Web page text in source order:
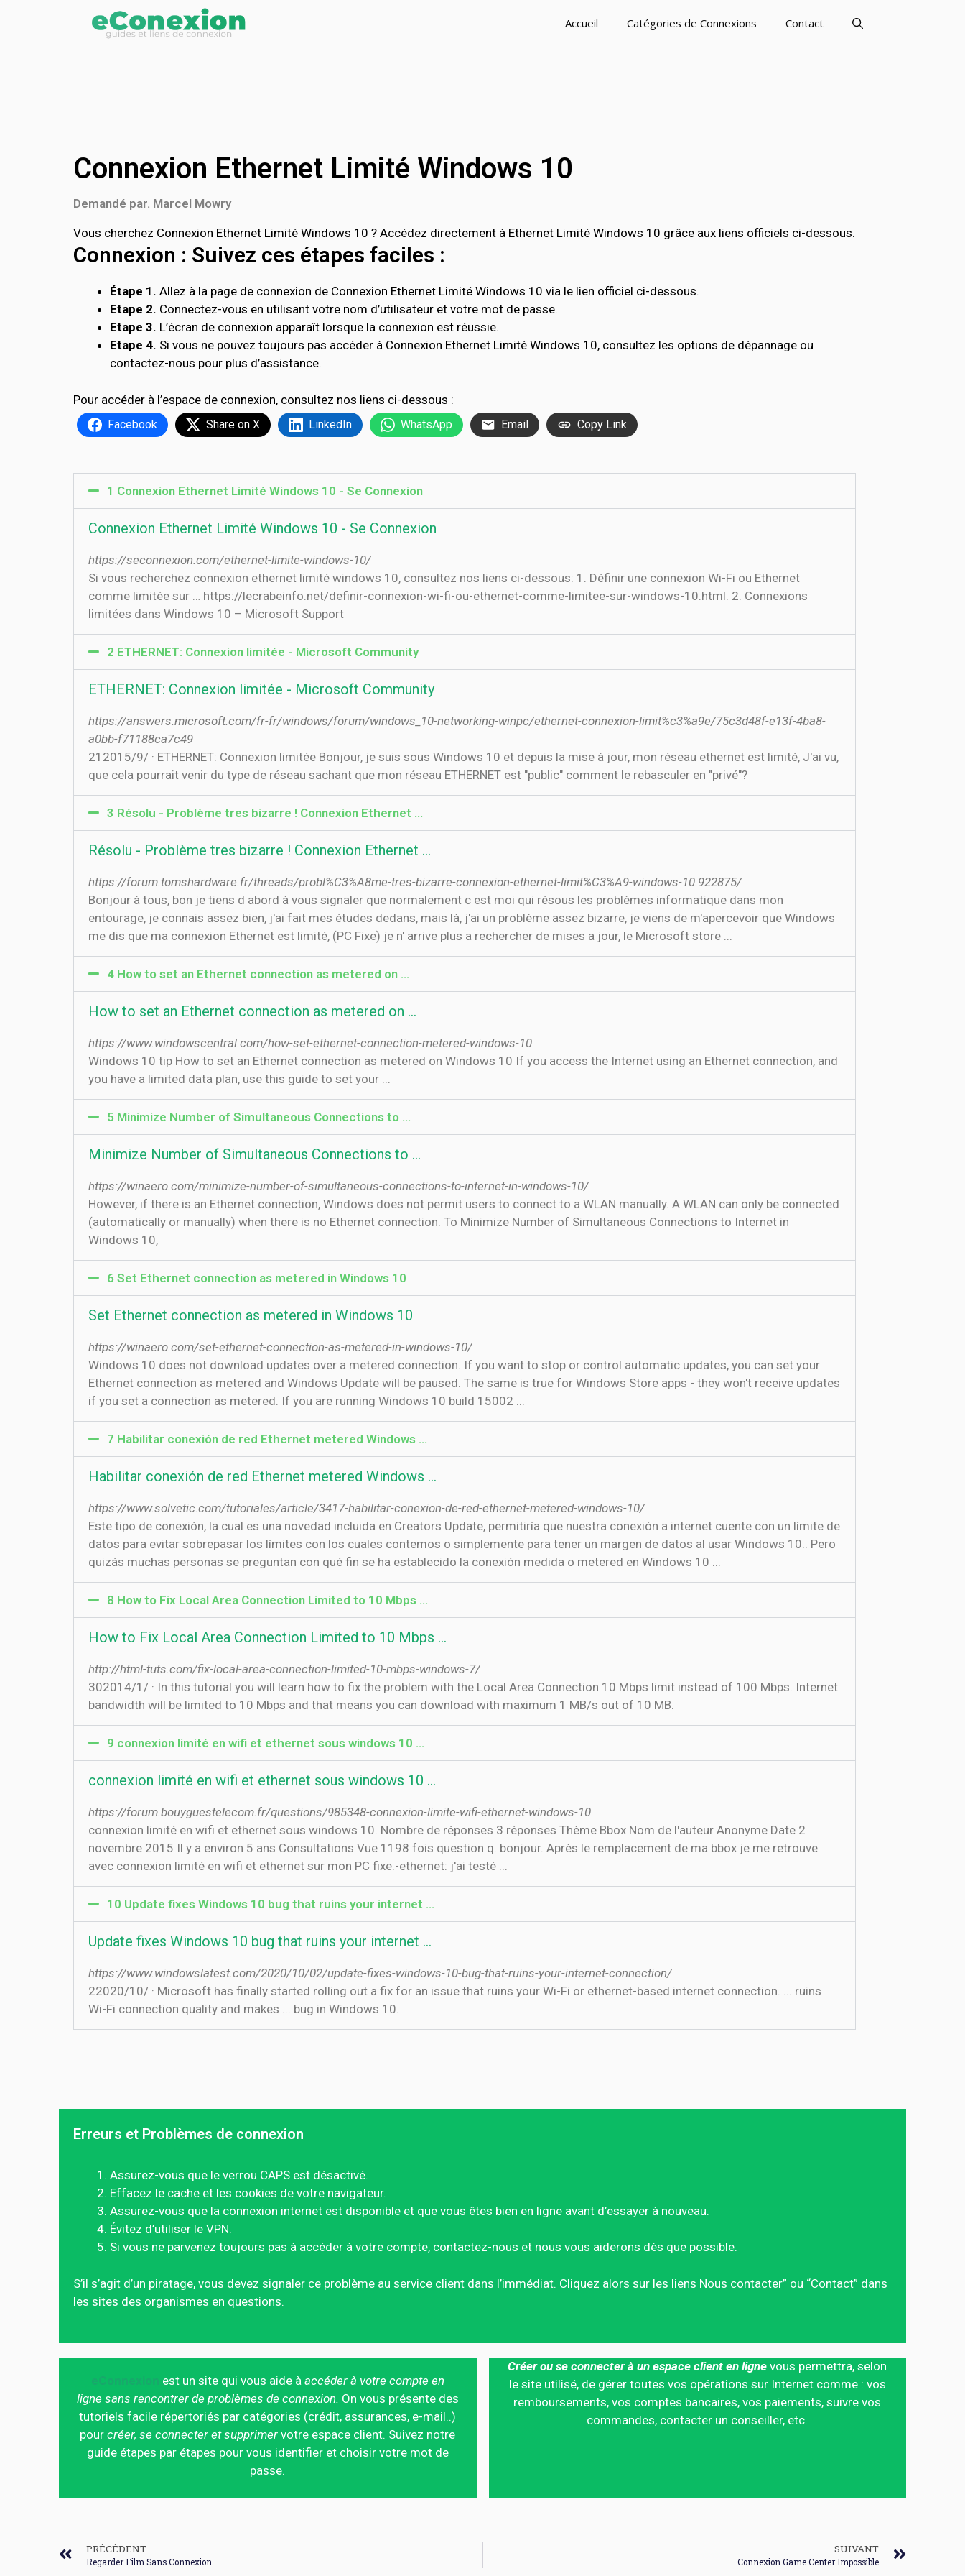
Accueil Catégories de Connexions Contact
Connexion Ethernet Limité Windows 10
Demandé par. Marcel Mowry
Vous cherchez Connexion Ethernet Limité Windows 10 ? Accédez directement à Ethernet Limité Windows 10 grâce aux liens officiels ci-dessous.
Connexion : Suivez ces étapes faciles :
Étape 1. Allez à la page de connexion de Connexion Ethernet Limité Windows 10 via le lien officiel ci-dessous.
Etape 2. Connectez-vous en utilisant votre nom d’utilisateur et votre mot de passe.
Etape 3. L’écran de connexion apparaît lorsque la connexion est réussie.
Etape 4. Si vous ne pouvez toujours pas accéder à Connexion Ethernet Limité Windows 10, consultez les options de dépannage ou
contactez-nous pour plus d’assistance.
Pour accéder à l’espace de connexion, consultez nos liens ci-dessous :
Facebook Share on X LinkedIn WhatsApp Email Copy Link
1 Connexion Ethernet Limité Windows 10 - Se Connexion
Connexion Ethernet Limité Windows 10 - Se Connexion
https://seconnexion.com/ethernet-limite-windows-10/
Si vous recherchez connexion ethernet limité windows 10, consultez nos liens ci-dessous: 1. Définir une connexion Wi-Fi ou Ethernet
comme limitée sur … https://lecrabeinfo.net/definir-connexion-wi-fi-ou-ethernet-comme-limitee-sur-windows-10.html. 2. Connexions
limitées dans Windows 10 – Microsoft Support
2 ETHERNET: Connexion limitée - Microsoft Community
ETHERNET: Connexion limitée - Microsoft Community
https://answers.microsoft.com/fr-fr/windows/forum/windows_10-networking-winpc/ethernet-connexion-limit%c3%a9e/75c3d48f-e13f-4ba8-
a0bb-f71188ca7c49
21‏‏/9‏‏/2015 · ETHERNET: Connexion limitée Bonjour, je suis sous Windows 10 et depuis la mise à jour, mon réseau ethernet est limité, J'ai vu,
que cela pourrait venir du type de réseau sachant que mon réseau ETHERNET est "public" comment le rebasculer en "privé"?
3 Résolu - Problème tres bizarre ! Connexion Ethernet …
Résolu - Problème tres bizarre ! Connexion Ethernet …
https://forum.tomshardware.fr/threads/probl%C3%A8me-tres-bizarre-connexion-ethernet-limit%C3%A9-windows-10.922875/
Bonjour à tous, bon je tiens d abord à vous signaler que normalement c est moi qui résous les problèmes informatique dans mon
entourage, je connais assez bien, j'ai fait mes études dedans, mais là, j'ai un problème assez bizarre, je viens de m'apercevoir que Windows
me dis que ma connexion Ethernet est limité, (PC Fixe) je n' arrive plus a rechercher de mises a jour, le Microsoft store ...
4 How to set an Ethernet connection as metered on …
How to set an Ethernet connection as metered on …
https://www.windowscentral.com/how-set-ethernet-connection-metered-windows-10
Windows 10 tip How to set an Ethernet connection as metered on Windows 10 If you access the Internet using an Ethernet connection, and
you have a limited data plan, use this guide to set your ...
5 Minimize Number of Simultaneous Connections to …
Minimize Number of Simultaneous Connections to …
https://winaero.com/minimize-number-of-simultaneous-connections-to-internet-in-windows-10/
However, if there is an Ethernet connection, Windows does not permit users to connect to a WLAN manually. A WLAN can only be connected
(automatically or manually) when there is no Ethernet connection. To Minimize Number of Simultaneous Connections to Internet in
Windows 10,
6 Set Ethernet connection as metered in Windows 10
Set Ethernet connection as metered in Windows 10
https://winaero.com/set-ethernet-connection-as-metered-in-windows-10/
Windows 10 does not download updates over a metered connection. If you want to stop or control automatic updates, you can set your
Ethernet connection as metered and Windows Update will be paused. The same is true for Windows Store apps - they won't receive updates
if you set a connection as metered. If you are running Windows 10 build 15002 ...
7 Habilitar conexión de red Ethernet metered Windows …
Habilitar conexión de red Ethernet metered Windows …
https://www.solvetic.com/tutoriales/article/3417-habilitar-conexion-de-red-ethernet-metered-windows-10/
Este tipo de conexión, la cual es una novedad incluida en Creators Update, permitiría que nuestra conexión a internet cuente con un límite de
datos para evitar sobrepasar los límites con los cuales contemos o simplemente para tener un margen de datos al usar Windows 10.. Pero
quizás muchas personas se preguntan con qué fin se ha establecido la conexión medida o metered en Windows 10 ...
8 How to Fix Local Area Connection Limited to 10 Mbps …
How to Fix Local Area Connection Limited to 10 Mbps …
http://html-tuts.com/fix-local-area-connection-limited-10-mbps-windows-7/
30‏‏/1‏‏/2014 · In this tutorial you will learn how to fix the problem with the Local Area Connection 10 Mbps limit instead of 100 Mbps. Internet
bandwidth will be limited to 10 Mbps and that means you can download with maximum 1 MB/s out of 10 MB.
9 connexion limité en wifi et ethernet sous windows 10 ...
connexion limité en wifi et ethernet sous windows 10 ...
https://forum.bouyguestelecom.fr/questions/985348-connexion-limite-wifi-ethernet-windows-10
connexion limité en wifi et ethernet sous windows 10. Nombre de réponses 3 réponses Thème Bbox Nom de l'auteur Anonyme Date 2
novembre 2015 Il y a environ 5 ans Consultations Vue 1198 fois question q. bonjour. Après le remplacement de ma bbox je me retrouve
avec connexion limité en wifi et ethernet sur mon PC fixe.-ethernet: j'ai testé ...
10 Update fixes Windows 10 bug that ruins your internet ...
Update fixes Windows 10 bug that ruins your internet ...
https://www.windowslatest.com/2020/10/02/update-fixes-windows-10-bug-that-ruins-your-internet-connection/
2‏‏/10‏‏/2020 · Microsoft has finally started rolling out a fix for an issue that ruins your Wi-Fi or ethernet-based internet connection. ... ruins
Wi-Fi connection quality and makes ... bug in Windows 10.
Erreurs et Problèmes de connexion
Assurez-vous que le verrou CAPS est désactivé.
Effacez le cache et les cookies de votre navigateur.
Assurez-vous que la connexion internet est disponible et que vous êtes bien en ligne avant d’essayer à nouveau.
Évitez d’utiliser le VPN.
Si vous ne parvenez toujours pas à accéder à votre compte, contactez-nous et nous vous aiderons dès que possible.
S’il s’agit d’un piratage, vous devez signaler ce problème au service client dans l’immédiat. Cliquez alors sur les liens Nous contacter” ou “Contact” dans
les sites des organismes en questions.
est un site qui vous aide à accéder à votre compte en
ligne sans rencontrer de problèmes de connexion. On vous présente des
tutoriels facile répertoriés par catégories (crédit, assurances, e-mail..)
pourcréer, se connecter et supprimer votre espace client. Suivez notre
guide étapes par étapes pour vous identifier et choisir votre mot de
passe.
Créer ou se connecter à un espace client en ligne vous permettra, selon
le site utilisé, de gérer toutes vos opérations sur Internet comme : vos
remboursements, vos comptes bancaires, vos paiements, suivre vos
commandes, contacter un conseiller, etc.
PRÉCÉDENT
Regarder Film Sans Connexion
SUIVANT
Connexion Game Center Impossible